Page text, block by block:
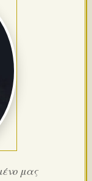
μας